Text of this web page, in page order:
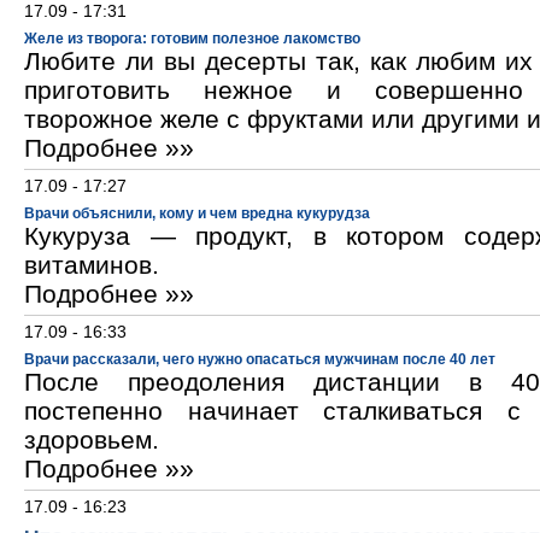
17.09 - 17:31
Желе из творога: готовим полезное лакомство
Любите ли вы десерты так, как любим
приготовить нежное и
творожное желе с фруктами или другими
Подробнее »»
17.09 - 17:27
Врачи объяснили, кому и чем вредна кукурудза
Кукуруза — продукт, в котором
витаминов.
Подробнее »»
17.09 - 16:33
Врачи рассказали, чего нужно опасаться мужчинам после 40 лет
После преодоления дистанции в
постепенно начинает сталкиваться
здоровьем.
Подробнее »»
17.09 - 16:23